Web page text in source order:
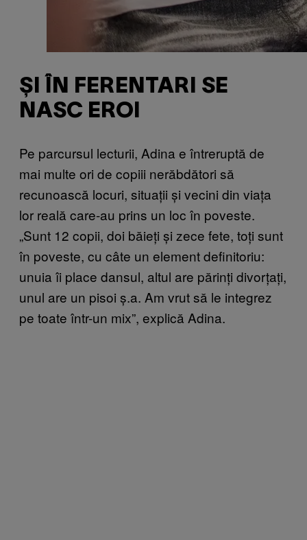
ȘI ÎN FERENTARI SE
NASC EROI
Pe parcursul lecturii, Adina e întreruptă de
mai multe ori de copiii nerăbdători să
recunoască locuri, situații și vecini din viața
lor reală care-au prins un loc în poveste.
„Sunt 12 copii, doi băieți și zece fete, toți sunt
în poveste, cu câte un element definitoriu:
unuia îi place dansul, altul are părinți divorțați,
unul are un pisoi ș.a. Am vrut să le integrez
pe toate într-un mix”, explică Adina.